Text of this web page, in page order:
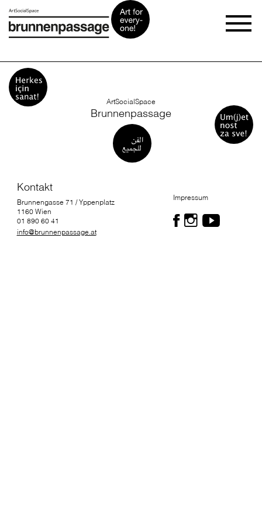
ArtSocialSpace
Brunnenpassage
Kontakt
Brunnengasse 71 / Yppenplatz
1160 Wien
01 890 60 41
info@brunnenpassage.at
Impressum